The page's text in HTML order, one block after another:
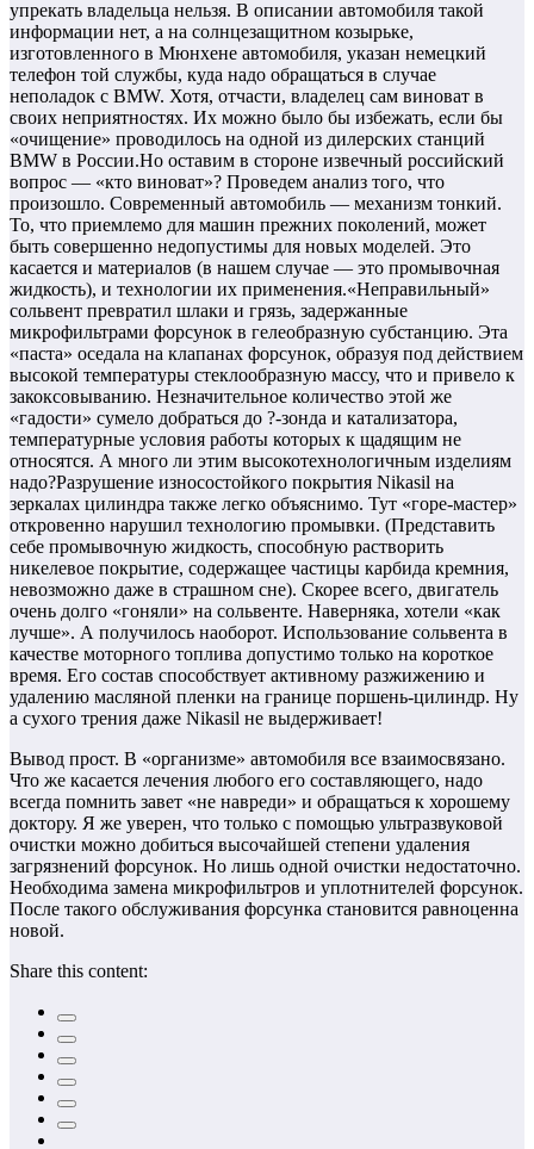
упрекать владельца нельзя. В описании автомобиля такой
информации нет, а на солнцезащитном козырьке,
изготовленного в Мюнхене автомобиля, указан немецкий
телефон той службы, куда надо обращаться в случае
неполадок с BMW. Хотя, отчасти, владелец сам виноват в
своих неприятностях. Их можно было бы избежать, если бы
«очищение» проводилось на одной из дилерских станций
BMW в России.Но оставим в стороне извечный российский
вопрос — «кто виноват»? Проведем анализ того, что
произошло. Современный автомобиль — механизм тонкий.
То, что приемлемо для машин прежних поколений, может
быть совершенно недопустимы для новых моделей. Это
касается и материалов (в нашем случае — это промывочная
жидкость), и технологии их применения.«Неправильный»
сольвент превратил шлаки и грязь, задержанные
микрофильтрами форсунок в гелеобразную субстанцию. Эта
«паста» оседала на клапанах форсунок, образуя под действием
высокой температуры стеклообразную массу, что и привело к
закоксовыванию. Незначительное количество этой же
«гадости» сумело добраться до ?-зонда и катализатора,
температурные условия работы которых к щадящим не
относятся. А много ли этим высокотехнологичным изделиям
надо?Разрушение износостойкого покрытия Nikasil на
зеркалах цилиндра также легко объяснимо. Тут «горе-мастер»
откровенно нарушил технологию промывки. (Представить
себе промывочную жидкость, способную растворить
никелевое покрытие, содержащее частицы карбида кремния,
невозможно даже в страшном сне). Скорее всего, двигатель
очень долго «гоняли» на сольвенте. Наверняка, хотели «как
лучше». А получилось наоборот. Использование сольвента в
качестве моторного топлива допустимо только на короткое
время. Его состав способствует активному разжижению и
удалению масляной пленки на границе поршень-цилиндр. Ну
а сухого трения даже Nikasil не выдерживает!
Вывод прост. В «организме» автомобиля все взаимосвязано.
Что же касается лечения любого его составляющего, надо
всегда помнить завет «не навреди» и обращаться к хорошему
доктору. Я же уверен, что только с помощью ультразвуковой
очистки можно добиться высочайшей степени удаления
загрязнений форсунок. Но лишь одной очистки недостаточно.
Необходима замена микрофильтров и уплотнителей форсунок.
После такого обслуживания форсунка становится равноценна
новой.
Share this content: